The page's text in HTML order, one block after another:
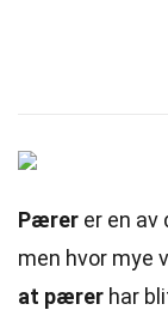
Pærer er en
men hvor mye
at pærer har